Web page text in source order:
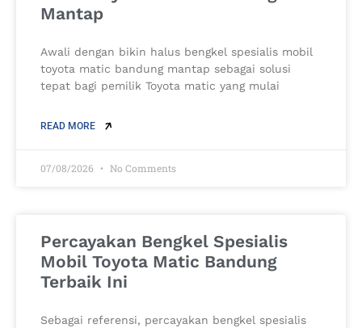
Mantap
Awali dengan bikin halus bengkel spesialis mobil
toyota matic bandung mantap sebagai solusi
tepat bagi pemilik Toyota matic yang mulai
READ MORE
07/08/2026 No Comments
Percayakan Bengkel Spesialis
Mobil Toyota Matic Bandung
Terbaik Ini
Sebagai referensi, percayakan bengkel spesialis